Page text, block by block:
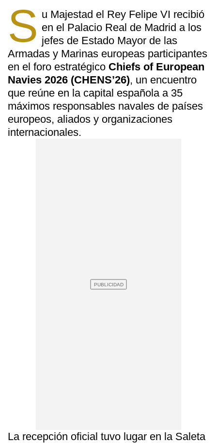
S u Majestad el Rey Felipe VI recibió
en el Palacio Real de Madrid a los
jefes de Estado Mayor de las
Armadas y Marinas europeas participantes
en el foro estratégico Chiefs of European
Navies 2026 (CHENS’26), un encuentro
que reúne en la capital española a 35
máximos responsables navales de países
europeos, aliados y organizaciones
internacionales.
La recepción oficial tuvo lugar en la Saleta